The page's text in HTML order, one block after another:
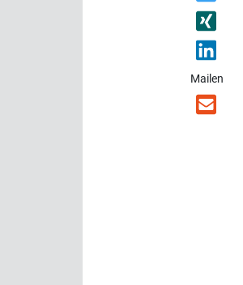
Mailen